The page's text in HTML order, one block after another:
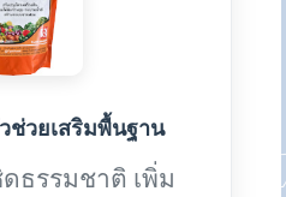
ช่วยเสริมพื้นฐาน
ธรรมชาติ เพิ่ม